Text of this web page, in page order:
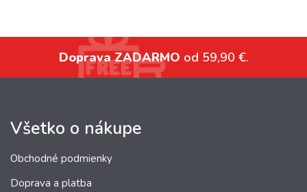
Doprava ZADARMO od 59,90 €.
Všetko o nákupe
Obchodné podmienky
Doprava a platba